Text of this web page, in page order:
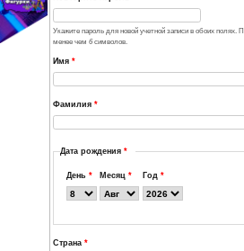
Подтвердить e-mail адрес
Пароль*
Повторите пароль